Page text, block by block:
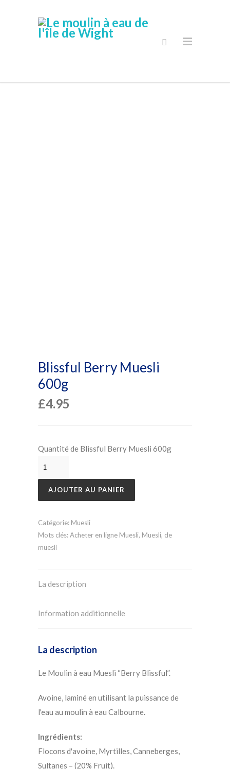
Blissful Berry Muesli
600g
£4.95
Quantité de Blissful Berry Muesli 600g
AJOUTER AU PANIER
Catégorie: Muesli
Mots clés:Acheter en ligne Muesli, Muesli, de
muesli
La description
Information additionnelle
La description
Le Moulin à eau Muesli “Berry Blissful”.
Avoine, laminé en utilisant la puissance de
l'eau au moulin à eau Calbourne.
Ingrédients:
Flocons d'avoine, Myrtilles, Canneberges,
Sultanes – (20% Fruit).